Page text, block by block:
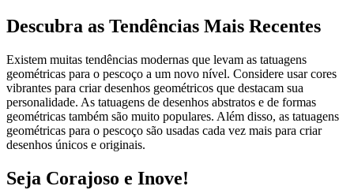
Descubra as Tendências Mais Recentes
Existem muitas tendências modernas que levam as tatuagens
geométricas para o pescoço a um novo nível. Considere usar cores
vibrantes para criar desenhos geométricos que destacam sua
personalidade. As tatuagens de desenhos abstratos e de formas
geométricas também são muito populares. Além disso, as tatuagens
geométricas para o pescoço são usadas cada vez mais para criar
desenhos únicos e originais.
Seja Corajoso e Inove!